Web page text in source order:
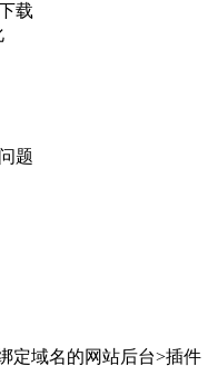
载
题
定域名的网站后台>插件